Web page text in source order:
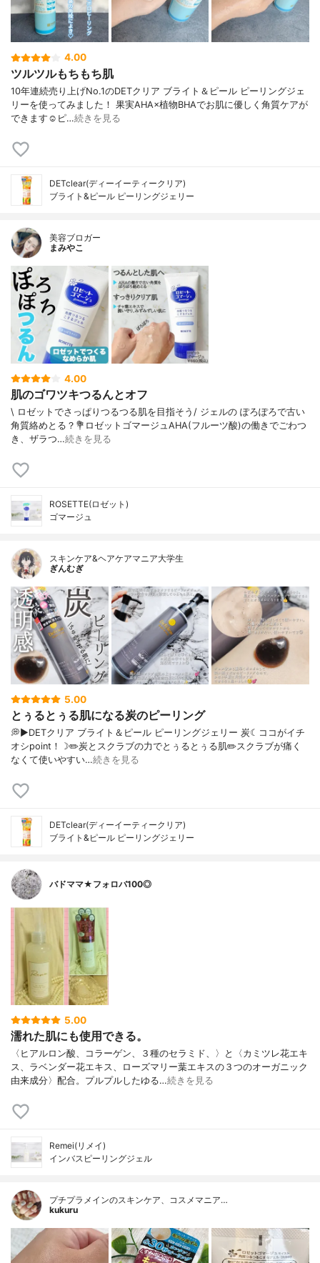
4.00
ツルツルもちもち肌
10年連続売り上げNo.1のDETクリア ブライト＆ピール ピーリングジェ
リーを使ってみました！ 果実AHA×植物BHAでお肌に優しく角質ケアが
できます☺︎︎ピ…続きを見る
DETclear(ディーイーティークリア)
ブライト&ピール ピーリングジェリー
美容ブロガー
まみやこ
4.00
肌のゴワツキつるんとオフ
\ ロゼットでさっぱりつるつる肌を目指そう/⁡⁡ ジェルの ぽろぽろで古い
角質絡めとる？⁡⁡💐ロゼットゴマージュ⁡⁡AHA(フルーツ酸)の働きでごわつ
き、ザラつ…続きを見る
ROSETTE(ロゼット)
ゴマージュ
スキンケア&ヘアケアマニア大学生
ぎんむぎ
5.00
とぅるとぅる肌になる炭のピーリング
💭▶️DETクリア ブライト＆ピール ピーリングジェリー 炭☾ココがイチ
オシpoint！☽✏️炭とスクラブの力でとぅるとぅる肌✏️スクラブが痛く
なくて使いやすい…続きを見る
DETclear(ディーイーティークリア)
ブライト&ピール ピーリングジェリー
バドママ★フォロバ100◎
5.00
濡れた肌にも使用できる。
〈ヒアルロン酸、コラーゲン、３種のセラミド、〉と〈カミツレ花エキ
ス、ラベンダー花エキス、ローズマリー葉エキスの３つのオーガニック
由来成分〉配合。プルプルしたゆる…続きを見る
Remei(リメイ)
インバスピーリングジェル
プチプラメインのスキンケア、コスメマニア…
kukuru